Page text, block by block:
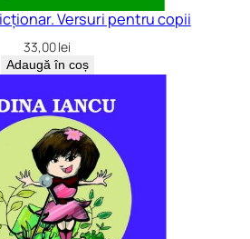
Versuri pentru copii
33,00lei
Adaugă în coș